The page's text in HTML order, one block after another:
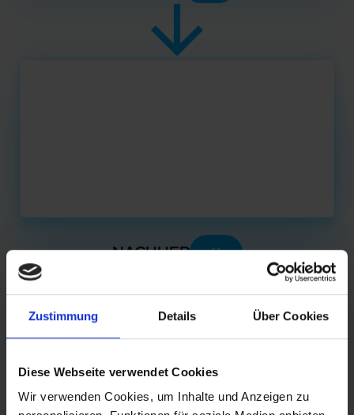
Zustimmung Details Über Cookies
Diese Webseite verwendet Cookies
Wir verwenden Cookies, um Inhalte und Anzeigen zu
NACHHER